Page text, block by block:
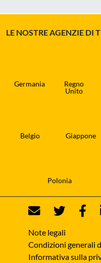
LE NOSTRE AGENZIE DI
Germania
Regno
Unito
Belgio Giappone
Polonia
Note legali
Condizioni generali
Informativa sulla